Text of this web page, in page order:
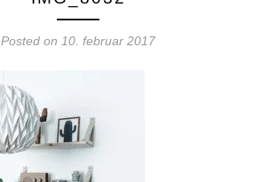
Posted on 10. februar 2017